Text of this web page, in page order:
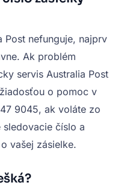
Post nefunguje, najprv
Ak problém
servis Australia Post
o pomoc v
9045, ak voláte zo
sledovacie číslo a
vašej zásielke.